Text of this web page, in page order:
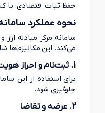
حفظ ثبات اقتصادی: با
نحوه عملکرد
سامانه مرکز مبادله
می‌کند. این مکانیزم‌ها
1. ثبت‌نام و احراز هویت
برای استفاده از این
جلوگیری شود.
2. عرضه و تقاضا